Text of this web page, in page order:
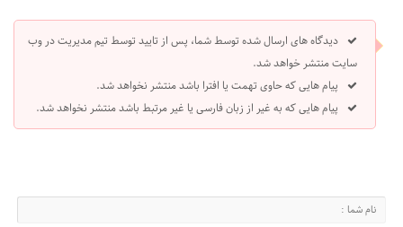
دیدگاه های ارسال شده توسط شما، پس از تایید توسط تیم مدیریت در وب
سایت منتشر خواهد شد.
پیام هایی که حاوی تهمت یا افترا باشد منتشر نخواهد شد.
پیام هایی که به غیر از زبان فارسی یا غیر مرتبط باشد منتشر نخواهد شد.